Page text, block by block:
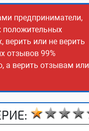
предприниматели,
положительных
или не верить
отзывов 99%
а верить отзывам или